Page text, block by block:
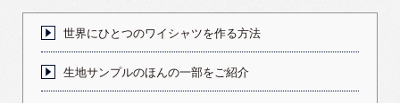
世界にひとつのワイシャツを作る方法
生地サンプルのほんの一部をご紹介